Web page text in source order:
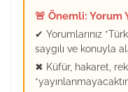
🚨 Önemli: Yorum
✔ Yorumlarınız
saygılı ve konuyla
✖ Küfür, hakaret,